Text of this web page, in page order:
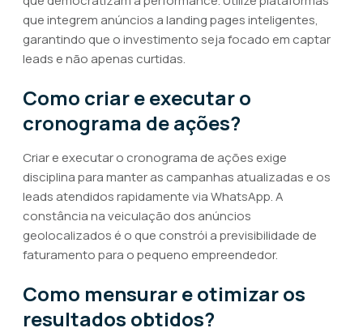
que integrem anúncios a landing pages inteligentes,
garantindo que o investimento seja focado em captar
leads e não apenas curtidas.
Como criar e executar o
cronograma de ações?
Criar e executar o cronograma de ações exige
disciplina para manter as campanhas atualizadas e os
leads atendidos rapidamente via WhatsApp. A
constância na veiculação dos anúncios
geolocalizados é o que constrói a previsibilidade de
faturamento para o pequeno empreendedor.
Como mensurar e otimizar os
resultados obtidos?